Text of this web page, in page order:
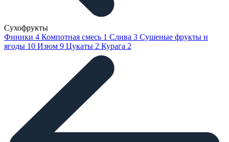
Сухофрукты
Финики 4 Компотная смесь 1 Слива 3 Сушеные фрукты и
ягоды 10 Изюм 9 Цукаты 2 Курага 2